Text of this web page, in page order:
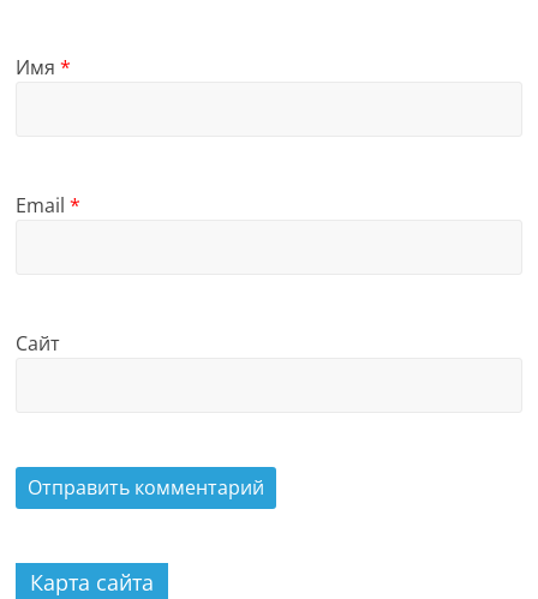
Имя*
Email*
Сайт
Карта сайта